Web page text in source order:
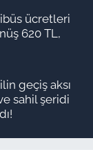
ücretleri
620 TL,
geçiş aksı
sahil şeridi